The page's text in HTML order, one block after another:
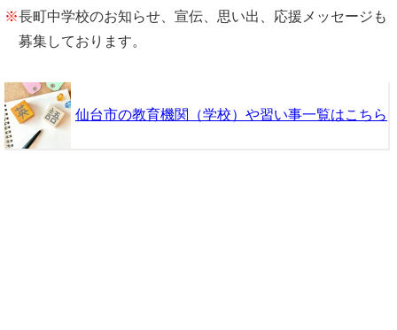
※長町中学校のお知らせ、宣伝、思い出、応援メッセージも
募集しております。
仙台市の教育機関（学校）や習い事一覧はこちら